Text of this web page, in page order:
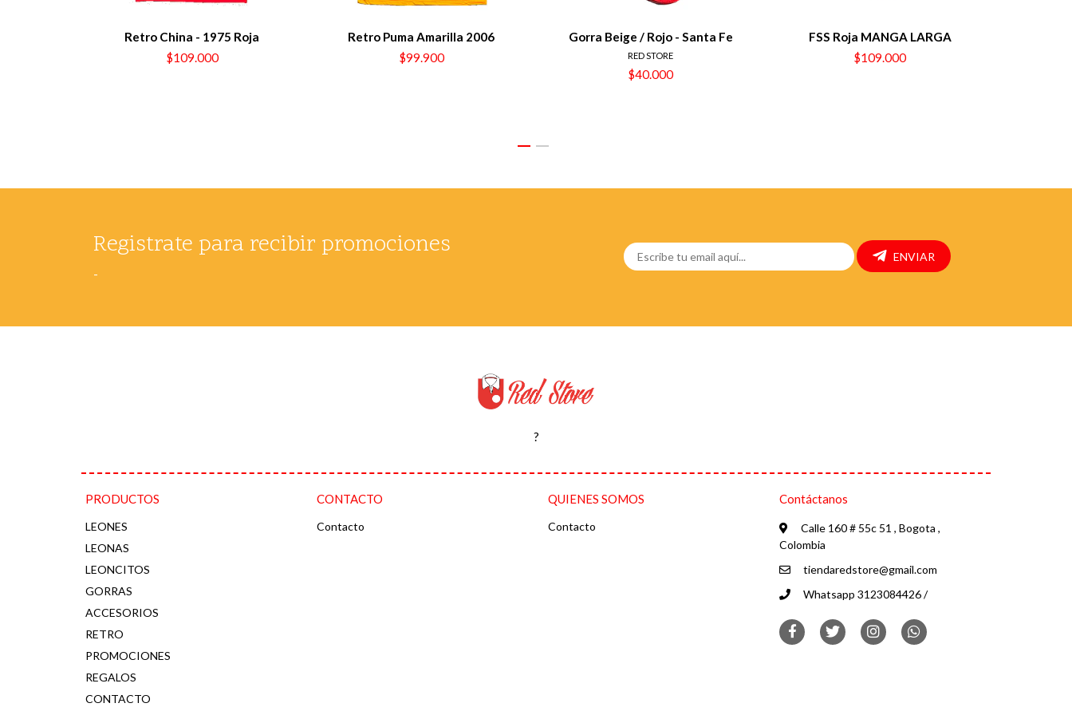
Retro China - 1975 Roja
$109.000
Retro Puma Amarilla 2006
$99.900
Gorra Beige / Rojo - Santa Fe
RED STORE
$40.000
FSS Roja MANGA LARGA
$109.000
Registrate para recibir promociones
-
ENVIAR
?
PRODUCTOS
LEONES
LEONAS
LEONCITOS
GORRAS
ACCESORIOS
RETRO
PROMOCIONES
REGALOS
CONTACTO
CONTACTO
Contacto
QUIENES SOMOS
Contacto
Contáctanos
Calle 160 # 55c 51 , Bogota ,
Colombia
tiendaredstore@gmail.com
Whatsapp 3123084426 /